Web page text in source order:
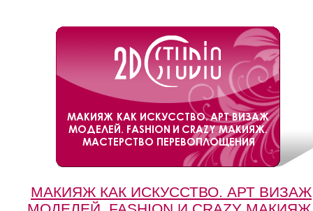
МАКИЯЖ КАК ИСКУССТВО. АРТ ВИЗАЖ